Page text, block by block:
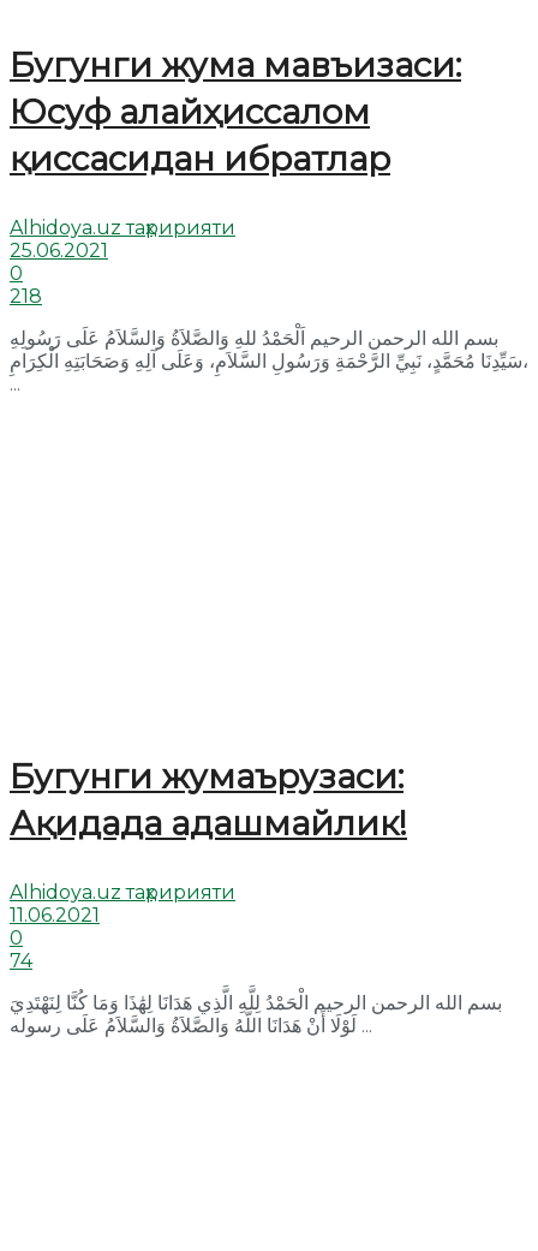
Бугунги жума мавъизаси:
Юсуф алайҳиссалом
қиссасидан ибратлар
Alhidoya.uz таҳририяти
25.06.2021
0
218
بسم الله الرحمن الرحيم اَلْحَمْدُ للهِ وَالصَّلاَةُ وَالسَّلاَمُ عَلَى رَسُولِهِ
سَيِّدِنَا مُحَمَّدٍ، نَبِيِّ الرَّحْمَةِ وَرَسُولِ السَّلاَمِ، وَعَلَى آلِهِ وَصَحَابَتِهِ الْكِرَامِ،
...
Бугунги жумаърузаси:
Ақидада адашмайлик!
Alhidoya.uz таҳририяти
11.06.2021
0
74
بسم الله الرحمن الرحيم الْحَمْدُ لِلَّهِ الَّذِي هَدَانَا لِهَٰذَا وَمَا كُنَّا لِنَهْتَدِيَ
لَوْلَا أَنْ هَدَانَا اللَّهُ وَالصَّلاَةُ وَالسَّلاَمُ عَلَى رسوله ...